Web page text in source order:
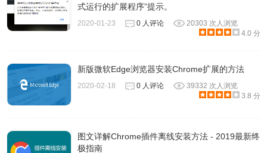
式运行的扩展程序”提示。
2020-01-23 0 人评论
20303 次人浏览
4.0 分
新版微软Edge浏览器安装Chrome扩展的方法
2020-02-18 0 人评论
39332 次人浏览
3.8 分
图文详解Chrome插件离线安装方法 - 2019最新终
极指南